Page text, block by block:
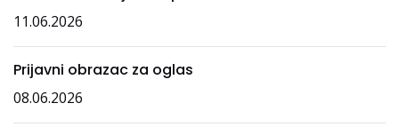
11.06.2026
Prijavni obrazac za oglas
08.06.2026